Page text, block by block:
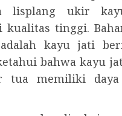
lisplang ukir
tinggi.
kayu jati
bahwa kayu
tua memiliki